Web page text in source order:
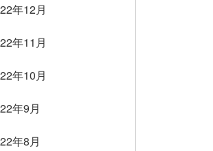
年12月
年11月
年10月
年9月
年8月